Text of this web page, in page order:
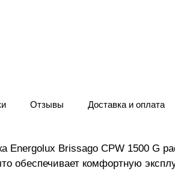
Отзывы Доставка и оплата
Energolux Brissago CPW 1500 G
обеспечивает комфортную